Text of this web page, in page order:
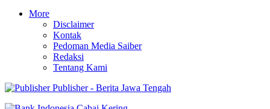
More
Disclaimer
Kontak
Pedoman Media Saiber
Redaksi
Tentang Kami
Publisher - Berita Jawa Tengah